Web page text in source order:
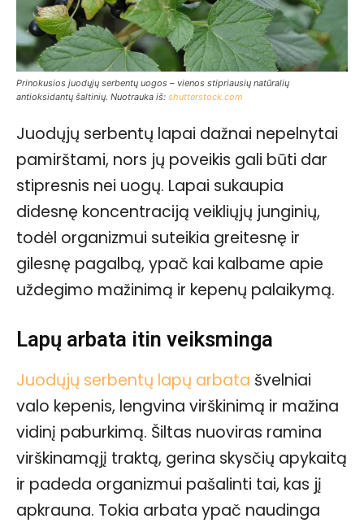
Prinokusios juodųjų serbentų uogos – vienos stipriausių natūralių
antioksidantų šaltinių. Nuotrauka iš: shutterstock.com
Juodųjų serbentų lapai dažnai nepelnytai
pamirštami, nors jų poveikis gali būti dar
stipresnis nei uogų. Lapai sukaupia
didesnę koncentraciją veikliųjų junginių,
todėl organizmui suteikia greitesnę ir
gilesnę pagalbą, ypač kai kalbame apie
uždegimo mažinimą ir kepenų palaikymą.
Lapų arbata itin veiksminga
Juodųjų serbentų lapų arbata švelniai
valo kepenis, lengvina virškinimą ir mažina
vidinį paburkimą. Šiltas nuoviras ramina
virškinamąjį traktą, gerina skysčių apykaitą
ir padeda organizmui pašalinti tai, kas jį
apkrauna. Tokia arbata ypač naudinga